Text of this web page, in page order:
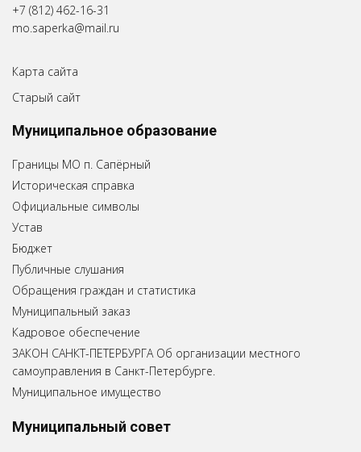
+7 (812) 462-16-31
mo.saperka@mail.ru
Карта сайта
Старый сайт
Муниципальное образование
Границы МО п. Сапёрный
Историческая справка
Официальные символы
Устав
Бюджет
Публичные слушания
Обращения граждан и статистика
Муниципальный заказ
Кадровое обеспечение
ЗАКОН САНКТ-ПЕТЕРБУРГА Об организации местного
самоуправления в Санкт-Петербурге.
Муниципальное имущество
Муниципальный совет